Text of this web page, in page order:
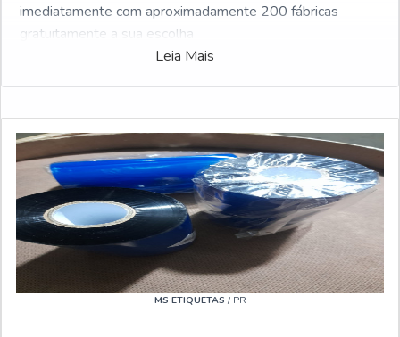
imediatamente com aproximadamente 200 fábricas
gratuitamente a sua escolha
Leia Mais
MS ETIQUETAS / PR